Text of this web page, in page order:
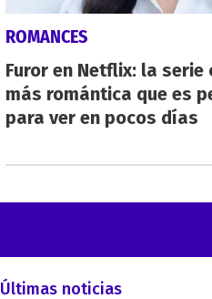
ROMANCES
Furor en Netflix: la serie
más romántica que es
para ver en pocos días
Últimas noticias